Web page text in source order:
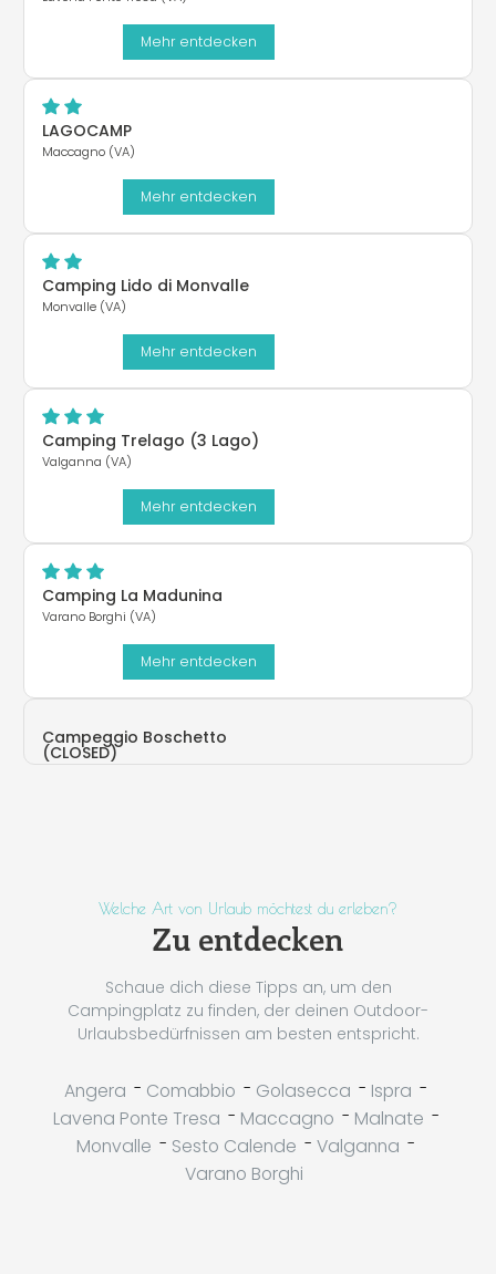
Mehr entdecken
LAGOCAMP
Maccagno (VA)
Mehr entdecken
Camping Lido di Monvalle
Monvalle (VA)
Mehr entdecken
Camping Trelago (3 Lago)
Valganna (VA)
Mehr entdecken
Camping La Madunina
Varano Borghi (VA)
Mehr entdecken
Campeggio Boschetto
(CLOSED)
Welche Art von Urlaub möchtest du erleben?
Zu entdecken
Schaue dich diese Tipps an, um den
Campingplatz zu finden, der deinen Outdoor-
Urlaubsbedürfnissen am besten entspricht.
Angera - Comabbio - Golasecca - Ispra -
Lavena Ponte Tresa - Maccagno - Malnate -
Monvalle - Sesto Calende - Valganna -
Varano Borghi